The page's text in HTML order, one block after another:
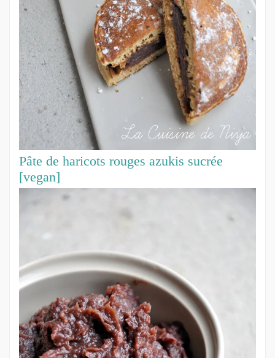
Pâte de haricots rouges azukis sucrée
[vegan]